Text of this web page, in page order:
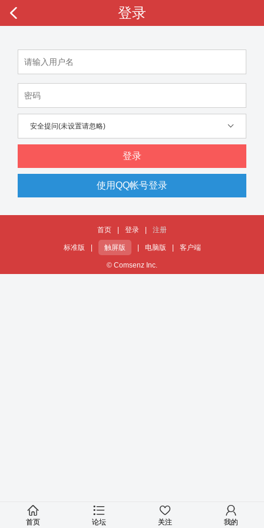
登录
安全提问(未设置请忽略)
登录
使用QQ帐号登录
首页 登录 注册
标准版 触屏版 电脑版 客户端
© Comsenz Inc.
首页 论坛 关注 我的